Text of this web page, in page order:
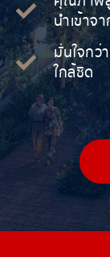
นำเข้าจ
มั่นใจกว่
ใกล้ชิด